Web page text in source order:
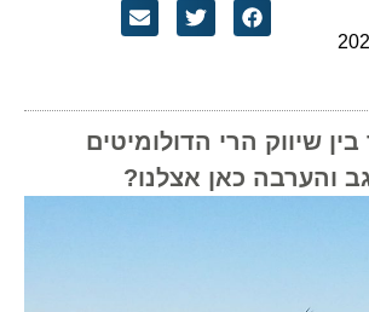
שיווק הרי הדולומיטים
והערבה כאן אצלנו?